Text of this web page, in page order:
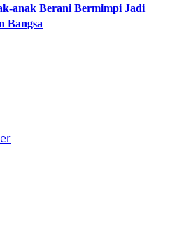
anak Berani Bermimpi Jadi
Bangsa